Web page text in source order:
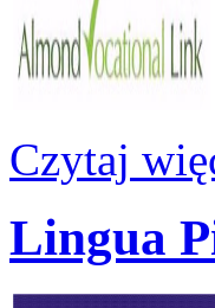
Czytaj
Lingua